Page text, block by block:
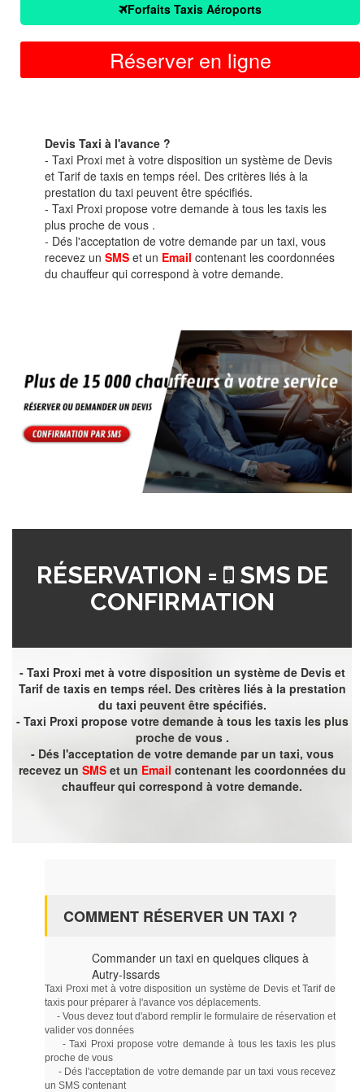
Forfaits Taxis Aéroports
Réserver en ligne
Devis Taxi à l'avance ?
- Taxi Proxi met à votre disposition un système de Devis
et Tarif de taxis en temps réel. Des critères liés à la
prestation du taxi peuvent être spécifiés.
- Taxi Proxi propose votre demande à tous les taxis les
plus proche de vous .
- Dés l'acceptation de votre demande par un taxi, vous
recevez un SMS et un Email contenant les coordonnées
du chauffeur qui correspond à votre demande.
RÉSERVATION =
SMS DE
CONFIRMATION
- Taxi Proxi met à votre disposition un système de Devis et
Tarif de taxis en temps réel. Des critères liés à la prestation
du taxi peuvent être spécifiés.
- Taxi Proxi propose votre demande à tous les taxis les plus
proche de vous .
- Dés l'acceptation de votre demande par un taxi, vous
recevez un SMSet un Email contenant les coordonnées du
chauffeur qui correspond à votre demande.
COMMENT RÉSERVER UN TAXI ?
Commander un taxi en quelques cliques à
Autry-Issards
Taxi Proxi met à votre disposition un système de Devis et Tarif de
taxis pour préparer à l'avance vos déplacements.
- Vous devez tout d'abord remplir le formulaire de réservation et
valider vos données
- Taxi Proxi propose votre demande à tous les taxis les plus
proche de vous
- Dés l'acceptation de votre demande par un taxi vous recevez
un SMS contenant